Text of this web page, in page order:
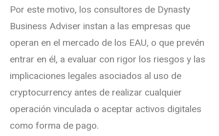
Por este motivo, los consultores de Dynasty
Business Adviser instan a las empresas que
operan en el mercado de los EAU, o que prevén
entrar en él, a evaluar con rigor los riesgos y las
implicaciones legales asociados al uso de
cryptocurrency antes de realizar cualquier
operación vinculada o aceptar activos digitales
como forma de pago.